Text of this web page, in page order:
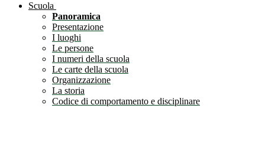
Scuola
Panoramica
Presentazione
I luoghi
Le persone
I numeri della scuola
Le carte della scuola
Organizzazione
La storia
Codice di comportamento e disciplinare